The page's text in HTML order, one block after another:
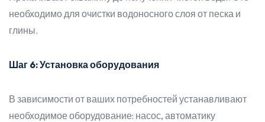
необходимо для очистки водоносного слоя от песка и
глины.
Шаг 6: Установка оборудования
В зависимости от ваших потребностей устанавливают
необходимое оборудование: насос, автоматику